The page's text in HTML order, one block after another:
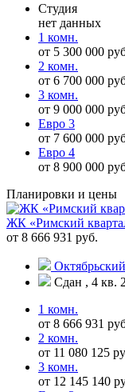
Студия
нет данных
1 комн.
от 5 300 000
2 комн.
от 6 700 000
3 комн.
от 9 000 000
Евро 3
от 7 600 000
Евро 4
от 8 900 000
Планировки и цены
ЖК «Римский
от 8 666 931 руб.
Октябрьский
Сдан , 4 кв.
1 комн.
от 8 666 931
2 комн.
от 11 080 125
3 комн.
от 12 145 140